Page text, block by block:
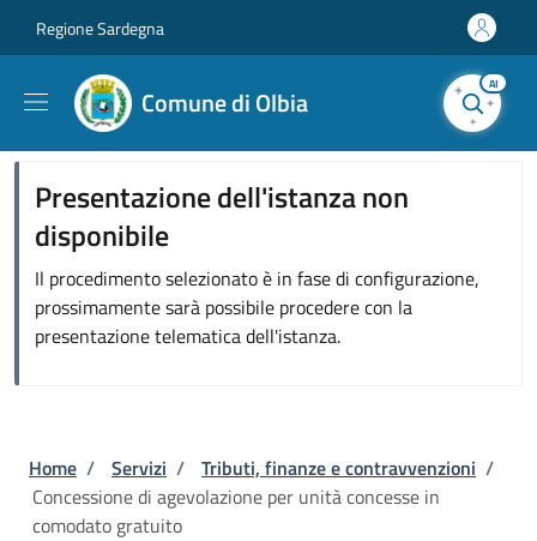
Regione Sardegna
Comune di Olbia
AI
Presentazione dell'istanza non
disponibile
Il procedimento selezionato è in fase di configurazione,
prossimamente sarà possibile procedere con la
presentazione telematica dell'istanza.
Briciole di pane
Home / Servizi / Tributi, finanze e contravvenzioni /
Concessione di agevolazione per unità concesse in
comodato gratuito